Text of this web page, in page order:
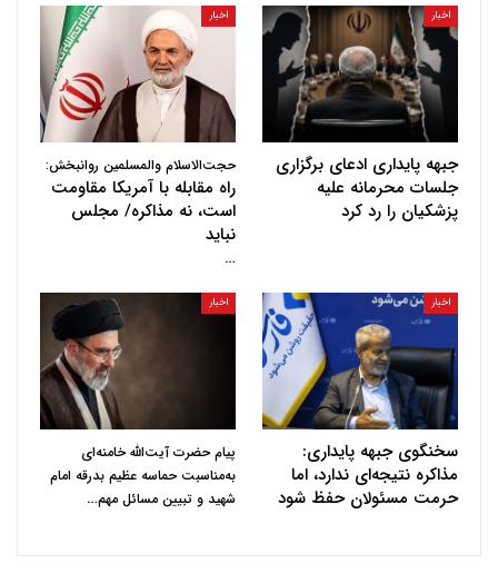
اخبار
جبهه پایداری ادعای برگزاری
جلسات محرمانه علیه
پزشکیان را رد کرد
اخبار
حجت‌الاسلام والمسلمین روانبخش:
راه مقابله با آمریکا مقاومت
است، نه مذاکره/ مجلس
نباید
…
اخبار
سخنگوی جبهه پایداری:
مذاکره نتیجه‌ای ندارد، اما
حرمت مسئولان حفظ شود
اخبار
پیام حضرت آیت‌الله خامنه‌ای
به‌مناسبت حماسه عظیم بدرقه امام
شهید و تبیین مسائل مهم…